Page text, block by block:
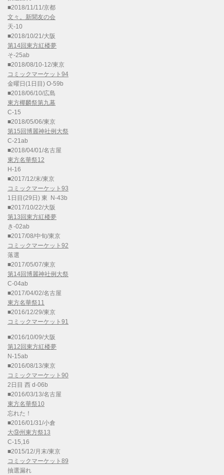
■2018/11/11/京都
文々。新聞友の会
天-10
■2018/10/21/大阪
第14回東方紅楼夢
そ-25ab
■2018/08/10-12/東京
コミックマーケット94
金曜日(1日目) O-59b
■2018/06/10/広島
東方椰麟祭第九幕
C-15
■2018/05/06/東京
第15回博麗神社例大祭
C-21ab
■2018/04/01/名古屋
東方名華祭12
H-16
■2017/12/末/東京
コミックマーケット93
1日目(29日) 東 N-43b
■2017/10/22/大阪
第13回東方紅楼夢
き-02ab
■2017/08/中旬/東京
コミックマーケット92
落選
■2017/05/07/東京
第14回博麗神社例大祭
C-04ab
■2017/04/02/名古屋
東方名華祭11
■2016/12/29/東京
コミックマーケット91
■2016/10/09/大阪
第12回東方紅楼夢
N-15ab
■2016/08/13/東京
コミックマーケット90
2日目 西 d-06b
■2016/03/13/名古屋
東方名華祭10
忘れた！
■2016/01/31/小倉
大⑨州東方祭13
C-15,16
■2015/12/月末/東京
コミックマーケット89
抽選漏れ